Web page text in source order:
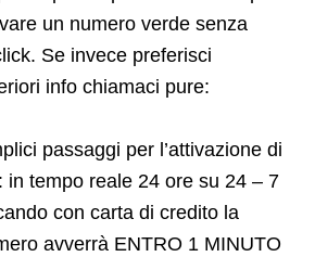
un numero verde senza
Se invece preferisci
info chiamaci pure:
passaggi per l’attivazione di
in tempo reale 24 ore su 24 – 7
con carta di credito la
avverrà ENTRO 1 MINUTO